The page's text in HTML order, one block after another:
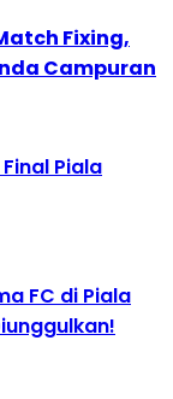
Fixing,
Campuran
Piala
FC di Piala